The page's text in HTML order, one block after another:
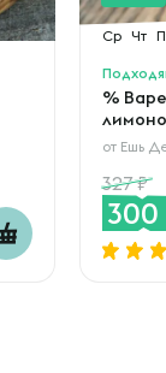
Ср Чт
%
от Ешь
327
300